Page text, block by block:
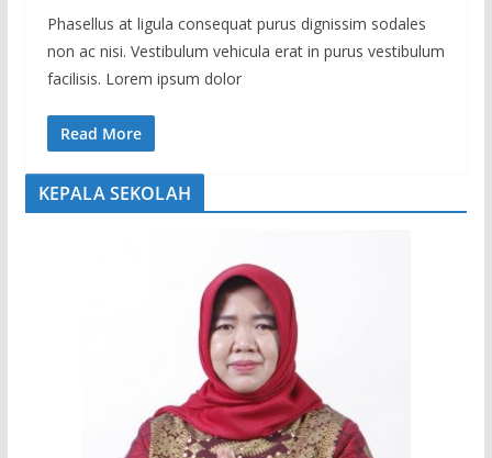
Phasellus at ligula consequat purus dignissim sodales
non ac nisi. Vestibulum vehicula erat in purus vestibulum
facilisis. Lorem ipsum dolor
Read More
KEPALA SEKOLAH